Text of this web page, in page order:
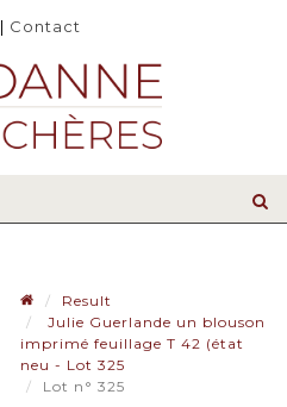
| Contact
Result
Julie Guerlande un blouson
imprimé feuillage T 42 (état
neu - Lot 325
Lot n° 325